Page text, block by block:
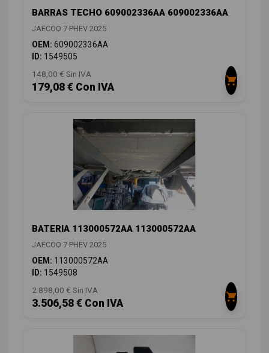
BARRAS TECHO 609002336AA 609002336AA
JAECOO 7 PHEV 2025
OEM: 609002336AA
ID: 1549505
148,00 € Sin IVA
179,08 € Con IVA
BATERIA 113000572AA 113000572AA
JAECOO 7 PHEV 2025
OEM: 113000572AA
ID: 1549508
2.898,00 € Sin IVA
3.506,58 € Con IVA